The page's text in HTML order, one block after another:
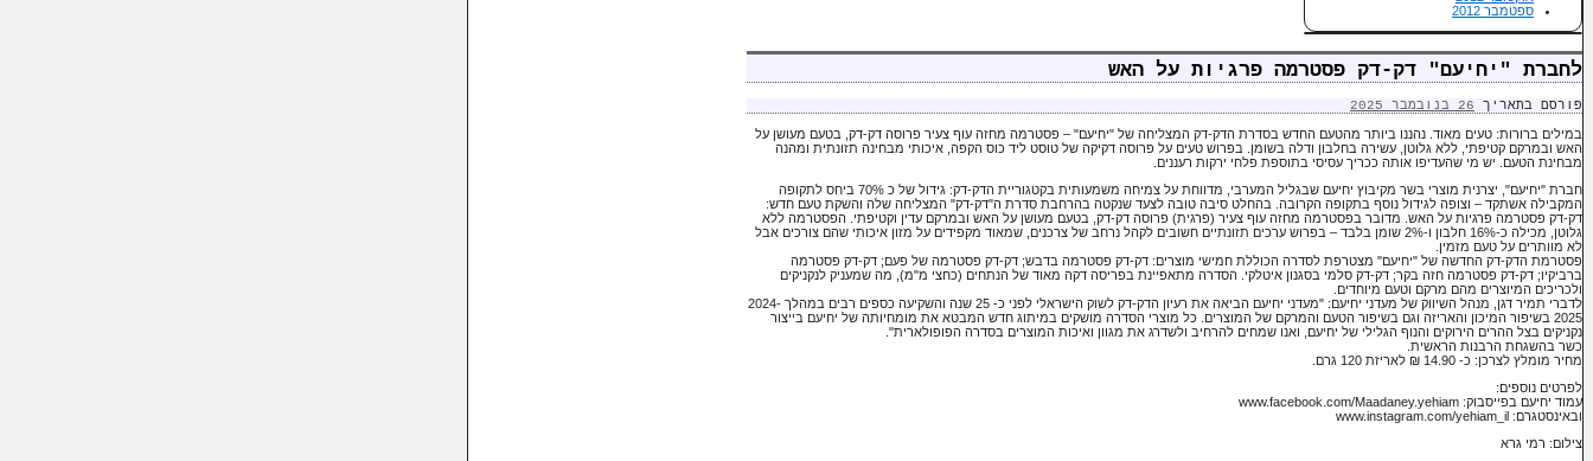
ספטמבר 2012
לחברת "יחיעם" דק-דק פסטרמה פרגיות על האש
פורסם בתאריך 26 בנובמבר 2025
במילים ברורות: טעים מאוד. נהננו ביותר מהטעם החדש בסדרת הדק-דק המצליחה של "יחיעם" – פסטרמה מחזה עוף צעיר פרוסה דק-דק, בטעם מעושן על
האש ובמרקם קטיפתי, ללא גלוטן, עשירה בחלבון ודלה בשומן. בפרוש טעים על פרוסה דקיקה של טוסט ליד כוס הקפה, איכותי מבחינה תזונתית ומהנה
מבחינת הטעם. יש מי שהעדיפו אותה ככריך עסיסי בתוספת פלחי ירקות רעננים.
חברת "יחיעם",
יצרנית מוצרי בשר מקיבוץ יחיעם שבגליל המערבי, מדווחת על צמיחה משמעותית בקטגוריית הדק-דק: גידול של כ 70% ביחס לתקופה
המקבילה אשתקד – וצופה לגידול נוסף בתקופה הקרובה. בהחלט סיבה טובה לצעד שנקטה בהרחבת סדרת ה"דק-דק" המצליחה שלה והשקת טעם חדש:
דק-דק פסטרמה פרגיות על האש. מדובר בפסטרמה מחזה עוף צעיר (פרגית) פרוסה דק-דק, בטעם מעושן על האש ובמרקם עדין וקטיפתי. הפסטרמה ללא
גלוטן, מכילה כ-16% חלבון ו-2% שומן בלבד – בפרוש ערכים תזונתיים חשובים לקהל נרחב של צרכנים, שמאוד מקפידים על מזון איכותי שהם צורכים אבל
לא מוותרים על טעם מזמין.
פסטרמת הדק-דק החדשה של "יחיעם" מצטרפת לסדרה הכוללת חמישי מוצרים: דק-דק פסטרמה בדבש; דק-דק פסטרמה של פעם; דק-דק פסטרמה
ברביקיו; דק-דק פסטרמה חזה בקר; דק-דק סלמי בסגנון איטלקי. הסדרה מתאפיינת בפריסה דקה מאוד של הנתחים (כחצי מ"מ), מה שמעניק לנקניקים
ולכריכים המיוצרים מהם מרקם וטעם מיוחדים.
לדברי תמיר דגן, מנהל השיווק של מעדני יחיעם: "מעדני יחיעם הביאה את רעיון הדק-דק לשוק הישראלי לפני כ- 25 שנה והשקיעה כספים רבים במהלך 2024-
2025 בשיפור המיכון והאריזה וגם בשיפור הטעם והמרקם של המוצרים. כל מוצרי הסדרה מושקים במיתוג חדש המבטא את מומחיותה של יחיעם בייצור
נקניקים בצל ההרים הירוקים והנוף הגלילי של יחיעם, ואנו שמחים להרחיב ולשדרג את מגוון ואיכות המוצרים בסדרה הפופולארית".
כשר בהשגחת הרבנות הראשית.
מחיר מומלץ לצרכן: כ- 14.90 ₪ לאריזת 120 גרם.
לפרטים נוספים:
עמוד יחיעם בפייסבוק: www.facebook.com/Maadaney.yehiam
ובאינסטגרם: www.instagram.com/yehiam_il
צילום: רמי גרא